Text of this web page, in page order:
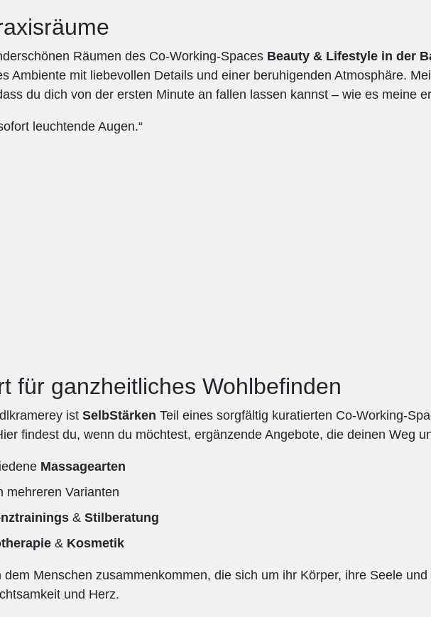
Räumen des Co-Working-Spaces Beauty & Lifestyle in der
Ambiente mit liebevollen Details und einer beruhigenden Atmosphäre.
du dich von der ersten Minute an fallen lassen kannst – wie es meine
leuchtende Augen.“
für ganzheitliches Wohlbefinden
ist SelbStärken Teil eines sorgfältig kuratierten Co-Working-
findest du, wenn du möchtest, ergänzende Angebote, die deinen Weg
Massagearten
mehreren Varianten
& Stilberatung
& Kosmetik
dem Menschen zusammenkommen, die sich um ihr Körper, ihre Seele
und Herz.